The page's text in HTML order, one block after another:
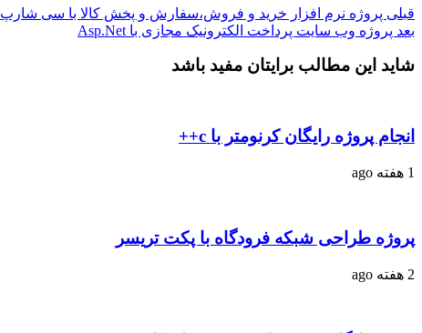
قبلی پروژه نرم افزار خرید و فروش،سفارش و پخش کالا با سی شارپ
بعد پروژه وب سایت پرداخت الکترونیک مجازی با Asp.Net
شاید این مطالب برایتان مفید باشد
انجام پروژه رایگان کرنومتر با c++
1 هفته ago
پروژه طراحی شبکه فرودگاه با پکت تریسر
2 هفته ago